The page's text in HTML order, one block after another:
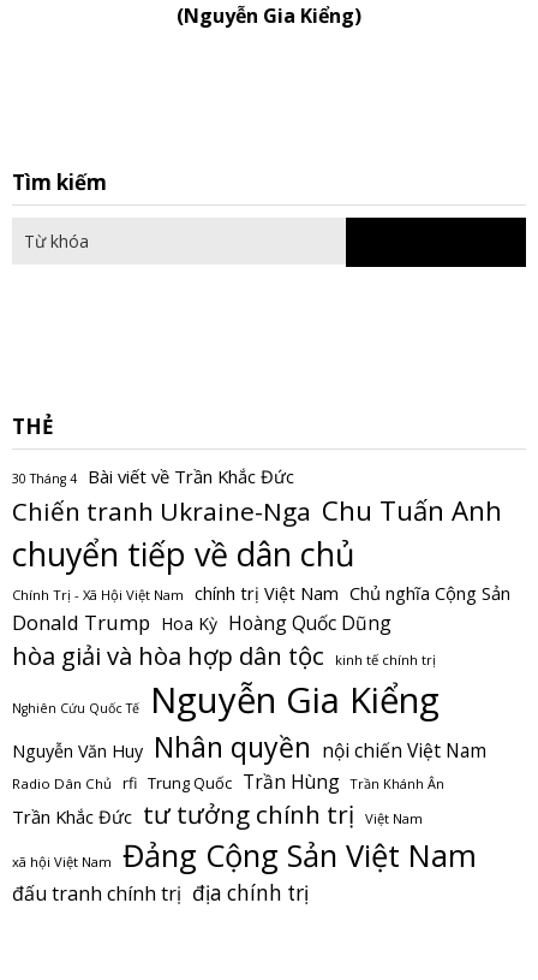
(Nguyễn Gia Kiểng)
Tìm kiếm
THẺ
30 Tháng 4 Bài viết về Trần Khắc Đức
Chiến tranh Ukraine-Nga Chu Tuấn Anh
chuyển tiếp về dân chủ
Chính Trị - Xã Hội Việt Nam chính trị Việt Nam Chủ nghĩa Cộng Sản
Donald Trump Hoa Kỳ Hoàng Quốc Dũng
hòa giải và hòa hợp dân tộc kinh tế chính trị
Nghiên Cứu Quốc Tế Nguyễn Gia Kiểng
Nguyễn Văn Huy Nhân quyền nội chiến Việt Nam
Radio Dân Chủ rfi Trung Quốc Trần Hùng Trần Khánh Ân
Trần Khắc Đức tư tưởng chính trị Việt Nam
xã hội Việt Nam Đảng Cộng Sản Việt Nam
đấu tranh chính trị địa chính trị